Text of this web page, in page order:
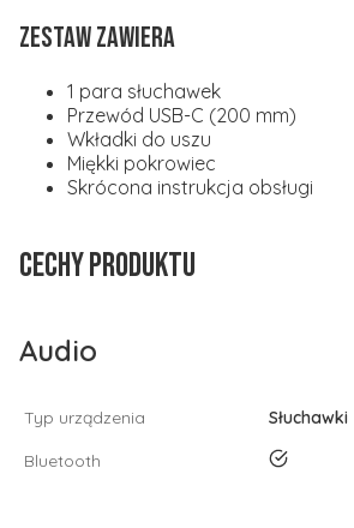
Zestaw zawiera
1 para słuchawek
Przewód USB-C (200 mm)
Wkładki do uszu
Miękki pokrowiec
Skrócona instrukcja obsługi
Cechy produktu
Audio
Typ urządzenia
Słuchawki
Bluetooth
tak